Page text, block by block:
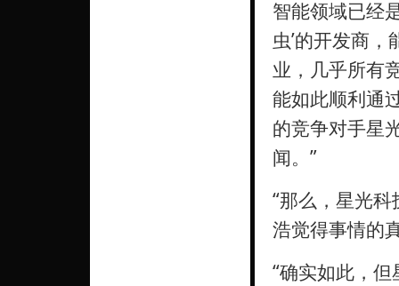
智能领域已经
虫’的开发商
业，几乎所有
能如此顺利通
的竞争对手星
闻。”
“那么，星光
浩觉得事情的
“确实如此，